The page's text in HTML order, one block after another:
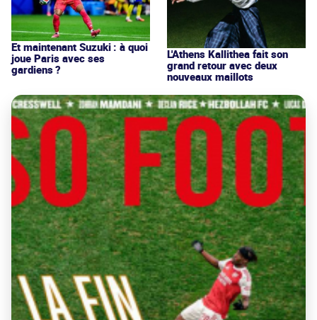
Et maintenant Suzuki : à quoi
joue Paris avec ses
gardiens ?
L'Athens Kallithea fait son
grand retour avec deux
nouveaux maillots